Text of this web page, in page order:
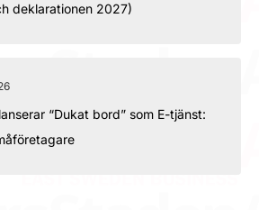
deklarationen 2027)
“Dukat bord” som E-tjänst: